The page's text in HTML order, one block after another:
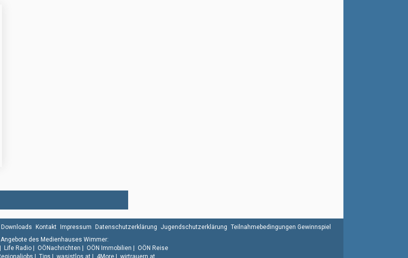
Downloads Kontakt Impressum Datenschutzerklärung Jugendschutzerklärung Teilnahmebedingungen Gewinnspiel
des Medienhauses Wimmer:
| Life Radio | OÖNachrichten | OÖN Immobilien | OÖN Reise
| Tips | wasistlos.at | 4More | wirtrauern.at